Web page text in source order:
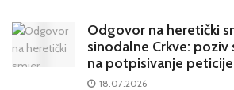
Odgovor na heretički
sinodalne Crkve:
na potpisivanje
18.07.2026